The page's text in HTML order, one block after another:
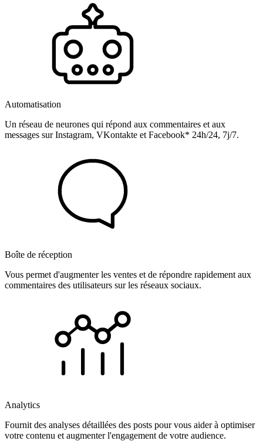
Automatisation
Un réseau de neurones qui répond aux commentaires et aux
messages sur Instagram, VKontakte et Facebook* 24h/24, 7j/7.
Boîte de réception
Vous permet d'augmenter les ventes et de répondre rapidement aux
commentaires des utilisateurs sur les réseaux sociaux.
Analytics
Fournit des analyses détaillées des posts pour vous aider à optimiser
votre contenu et augmenter l'engagement de votre audience.